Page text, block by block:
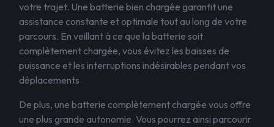
votre trajet. Une batterie bien chargée garantit une
assistance constante et optimale tout au long de votre
parcours. En veillant à ce que la batterie soit
complètement chargée, vous évitez les baisses de
puissance et les interruptions indésirables pendant vos
déplacements.
De plus, une batterie complètement chargée vous offre
une plus grande autonomie. Vous pourrez ainsi parcourir